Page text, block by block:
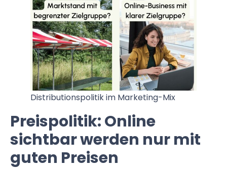
Distributionspolitik im Marketing-Mix
Preispolitik: Online
sichtbar werden nur mit
guten Preisen